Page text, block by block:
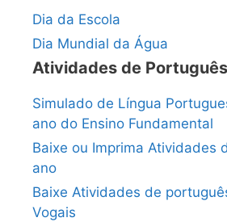
Dia da Escola
Dia Mundial da Água
Atividades de Português
Simulado de Língua
ano do Ensino Fundamental
Baixe ou Imprima Atividades
ano
Baixe Atividades de
Vogais